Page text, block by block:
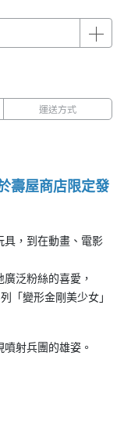
運送方式
壽屋商店限定發
具，到在動畫、電影
泛粉絲的喜愛，
「變形金剛美少女」
射兵團的雄姿。